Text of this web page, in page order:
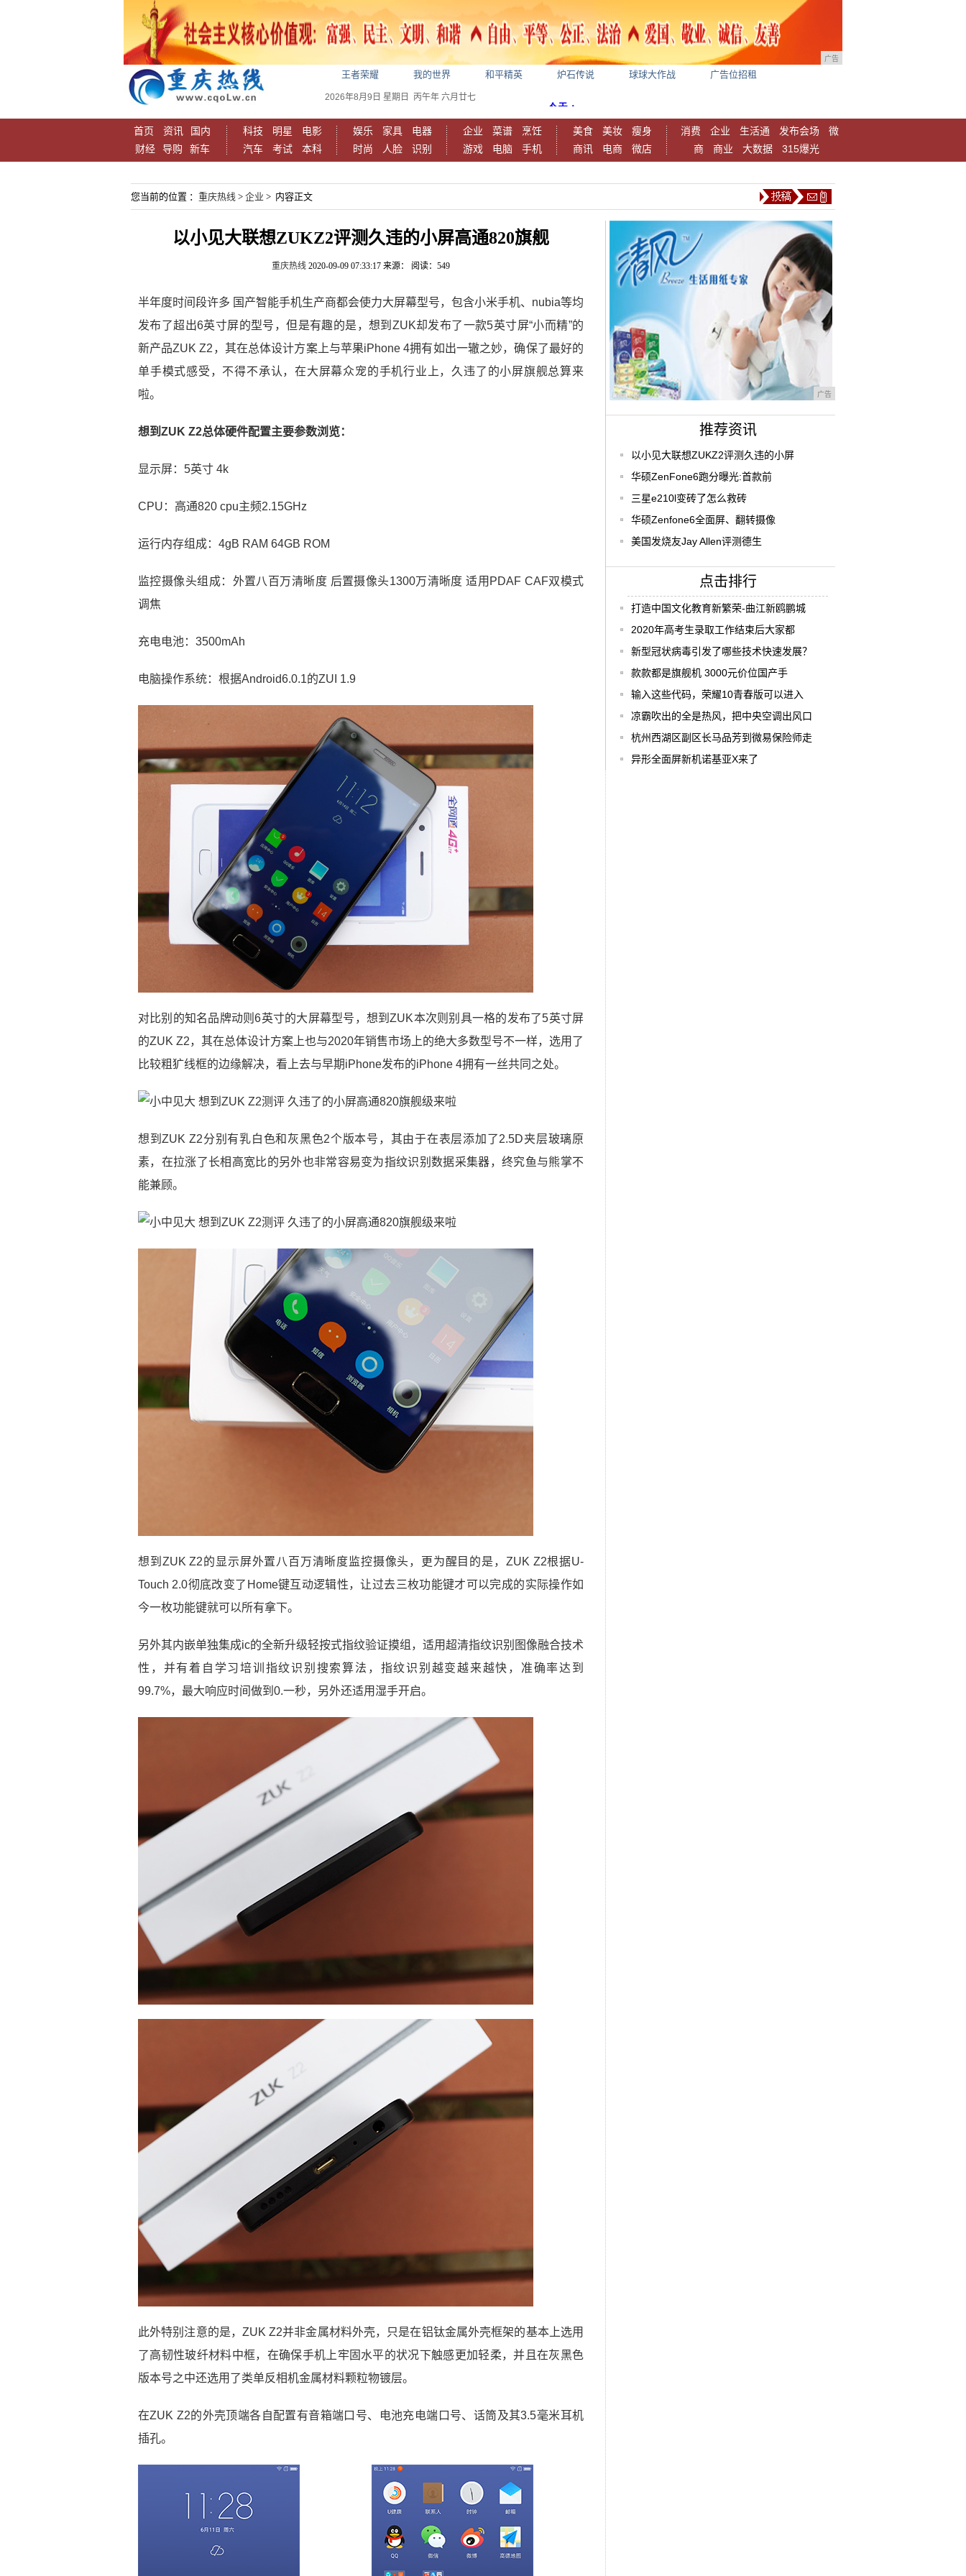
广告
王者荣耀 我的世界 和平精英 炉石传说 球球大作战 广告位招租
2026年8月9日 星期日 丙午年 六月廿七
首页 资讯
国内
财经
导购 新车
科技 明星
电影
汽车
考试 本科
娱乐 家具
电器
时尚
人脸 识别
企业 菜谱
烹饪
游戏
电脑 手机
美食 美妆
瘦身
商讯
电商 微店
消费 企业 生活通 发布会场
微
商
商业 大数据 315爆光
您当前的位置 ： 重庆热线 > 企业 > 内容正文
以小见大联想ZUKZ2评测久违的小屏高通820旗舰
重庆热线 2020-09-09 07:33:17 来源： 阅读：549
半年度时间段许多 国产智能手机生产商都会使力大屏幕型号，包含小米手机、nubia等均
发布了超出6英寸屏的型号，但是有趣的是，想到ZUK却发布了一款5英寸屏“小而精”的
新产品ZUK Z2，其在总体设计方案上与苹果iPhone 4拥有如出一辙之妙，确保了最好的
单手模式感受，不得不承认，在大屏幕众宠的手机行业上，久违了的小屏旗舰总算来
啦。
想到ZUK Z2总体硬件配置主要参数浏览：
显示屏：5英寸 4k
CPU：高通820 cpu主频2.15GHz
运行内存组成：4gB RAM 64GB ROM
监控摄像头组成：外置八百万清晰度 后置摄像头1300万清晰度 适用PDAF CAF双模式
调焦
充电电池：3500mAh
电脑操作系统：根据Android6.0.1的ZUI 1.9
对比别的知名品牌动则6英寸的大屏幕型号，想到ZUK本次则别具一格的发布了5英寸屏
的ZUK Z2，其在总体设计方案上也与2020年销售市场上的绝大多数型号不一样，选用了
比较粗犷线框的边缘解决，看上去与早期iPhone发布的iPhone 4拥有一丝共同之处。
想到ZUK Z2分别有乳白色和灰黑色2个版本号，其由于在表层添加了2.5D夹层玻璃原
素，在拉涨了长相高宽比的另外也非常容易变为指纹识别数据采集器，终究鱼与熊掌不
能兼顾。
想到ZUK Z2的显示屏外置八百万清晰度监控摄像头，更为醒目的是，ZUK Z2根据U-
Touch 2.0彻底改变了Home键互动逻辑性，让过去三枚功能键才可以完成的实际操作如
今一枚功能键就可以所有拿下。
另外其内嵌单独集成ic的全新升级轻按式指纹验证摸组，适用超清指纹识别图像融合技术
性，并有着自学习培训指纹识别搜索算法，指纹识别越变越来越快，准确率达到
99.7%，最大响应时间做到0.一秒，另外还适用湿手开启。
此外特别注意的是，ZUK Z2并非金属材料外壳，只是在铝钛金属外壳框架的基本上选用
了高韧性玻纤材料中框，在确保手机上牢固水平的状况下触感更加轻柔，并且在灰黑色
版本号之中还选用了类单反相机金属材料颗粒物镀层。
在ZUK Z2的外壳顶端各自配置有音箱端口号、电池充电端口号、话筒及其3.5毫米耳机
插孔。
广告
推荐资讯
以小见大联想ZUKZ2评测久违的小屏
华硕ZenFone6跑分曝光:首款前
三星e210l变砖了怎么救砖
华硕Zenfone6全面屏、翻转摄像
美国发烧友Jay Allen评测德生
点击排行
打造中国文化教育新繁荣-曲江新鸥鹏城
2020年高考生录取工作结束后大家都
新型冠状病毒引发了哪些技术快速发展？
款款都是旗舰机 3000元价位国产手
输入这些代码，荣耀10青春版可以进入
凉霸吹出的全是热风，把中央空调出风口
杭州西湖区副区长马品芳到微易保险师走
异形全面屏新机诺基亚X来了